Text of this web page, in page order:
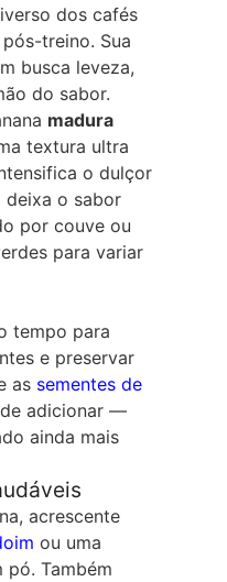
dos cafés
treino. Sua
busca leveza,
do sabor.
madura
textura ultra
o dulçor
deixa o sabor
por couve ou
para variar
tempo para
e preservar
as sementes de
adicionar —
ainda mais
acrescente
ou uma
Também